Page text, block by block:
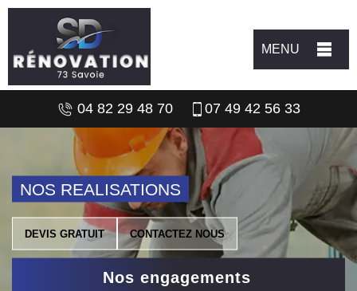
MENU
04 82 29 48 70 07 49 42 56 33
NOS REALISATIONS
DEVIS GRATUIT CONTACTEZ NOUS
Nos engagements